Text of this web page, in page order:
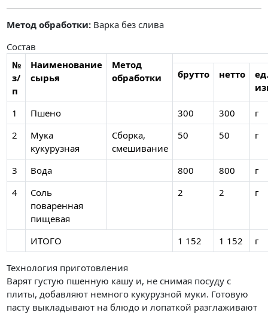
Метод обработки: Варка без слива
Состав
№
з/
п
Наименование
сырья
Метод
обработки
брутто нетто
ед.
1 Пшено 300 300
г
2
Мука
кукурузная
Сборка,
смешивание
50 50 г
3 Вода 800 800
г
4
Соль
поваренная
пищевая
2 2 г
ИТОГО 1 152 1 152 г
Технология приготовления
Варят густую пшенную кашу и, не снимая посуду с
плиты, добавляют немного кукурузной муки. Готовую
пасту выкладывают на блюдо и лопаткой разглаживают